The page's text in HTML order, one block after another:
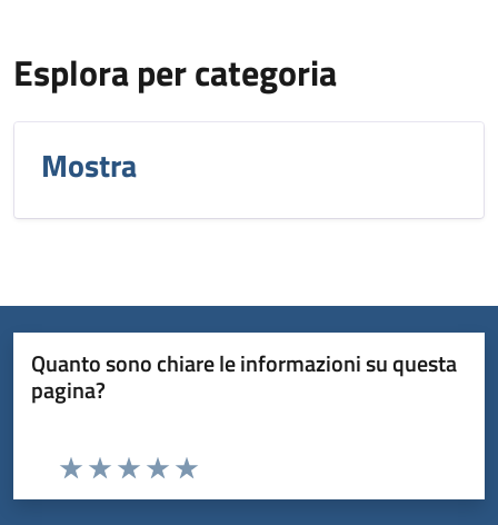
Esplora per categoria
Mostra
Quanto sono chiare le informazioni su questa
pagina?
Valuta da 1 a 5 stelle la pagina
Valuta 5 stelle su 5
Valuta 4 stelle su 5
Valuta 3 stelle su 5
Valuta 2 stelle su 5
Valuta 1 stelle su 5